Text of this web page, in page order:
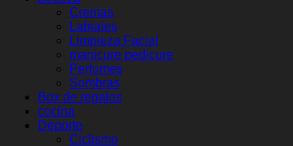
Cremas
Labiales
Limpieza Facial
manicure pedicure
Perfumes
Sombras
Box de regalos
cocina
Deporte
Ciclismo